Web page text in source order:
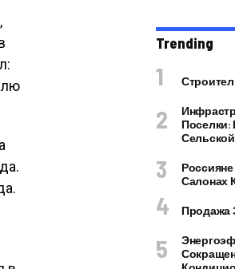
Trending
Салонах
Продажа